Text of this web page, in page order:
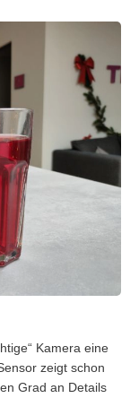
Kamera eine
zeigt schon
Grad an Details